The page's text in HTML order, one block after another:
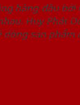
hàng đầu
Huy Phát
sản phẩm